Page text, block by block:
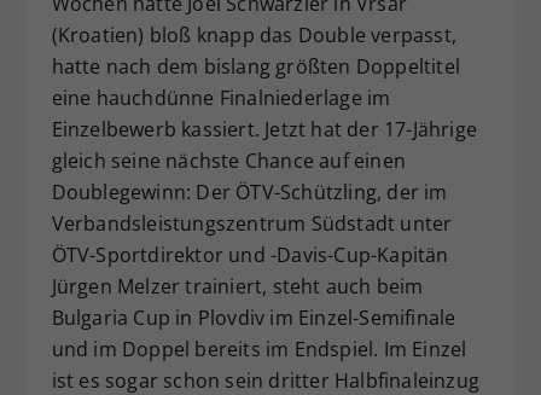
(Kroatien) bloß knapp das Double verpasst,
hatte nach dem bislang größten Doppeltitel
eine hauchdünne Finalniederlage im
Einzelbewerb kassiert. Jetzt hat der 17-Jährige
gleich seine nächste Chance auf einen
Doublegewinn: Der ÖTV-Schützling, der im
Verbandsleistungszentrum Südstadt unter
ÖTV-Sportdirektor und -Davis-Cup-Kapitän
Jürgen Melzer trainiert, steht auch beim
Bulgaria Cup in Plovdiv im Einzel-Semifinale
und im Doppel bereits im Endspiel. Im Einzel
ist es sogar schon sein dritter Halbfinaleinzug
Zweck
Dieser Wert speichert Ihre Consent-
Einstellungen. Unter anderem eine
zufällig generierte ID, für die
historische Speicherung Ihrer
vorgenommen Einstellungen, falls der
Webseiten-Betreiber dies eingestellt
hat.